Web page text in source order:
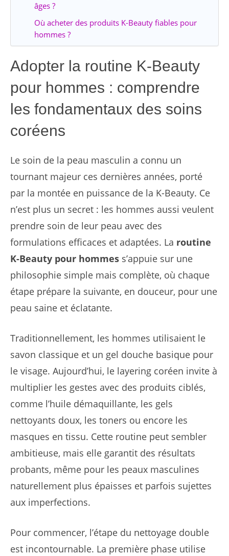
âges ?
Où acheter des produits K-Beauty fiables pour
hommes ?
Adopter la routine K-Beauty
pour hommes : comprendre
les fondamentaux des soins
coréens
Le soin de la peau masculin a connu un
tournant majeur ces dernières années, porté
par la montée en puissance de la K-Beauty. Ce
n’est plus un secret : les hommes aussi veulent
prendre soin de leur peau avec des
formulations efficaces et adaptées. La routine
K-Beauty pour hommes s’appuie sur une
philosophie simple mais complète, où chaque
étape prépare la suivante, en douceur, pour une
peau saine et éclatante.
Traditionnellement, les hommes utilisaient le
savon classique et un gel douche basique pour
le visage. Aujourd’hui, le layering coréen invite à
multiplier les gestes avec des produits ciblés,
comme l’huile démaquillante, les gels
nettoyants doux, les toners ou encore les
masques en tissu. Cette routine peut sembler
ambitieuse, mais elle garantit des résultats
probants, même pour les peaux masculines
naturellement plus épaisses et parfois sujettes
aux imperfections.
Pour commencer, l’étape du nettoyage double
est incontournable. La première phase utilise